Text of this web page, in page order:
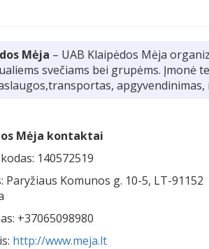
Mėja – UAB Klaipėdos Mėja
svečiams bei grupėms. Įmonė
apgyvendinimas,
Mėja kontaktai
140572519
Paryžiaus Komunos g. 10-5, LT-91152
+37065098980
http://www.meja.lt